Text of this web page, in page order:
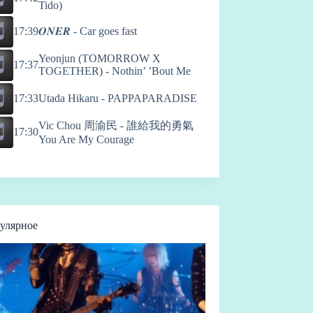
Tido)
17:39𝑶𝑵𝑬𝑹 - Car goes fast
17:37
Yeonjun (TOMORROW X
TOGETHER) - Nothin’ ’Bout Me
17:33Utada Hikaru - PAPPAPARADISE
17:30
Vic Chou 周渝民 - 誰給我的勇氣
You Are My Courage